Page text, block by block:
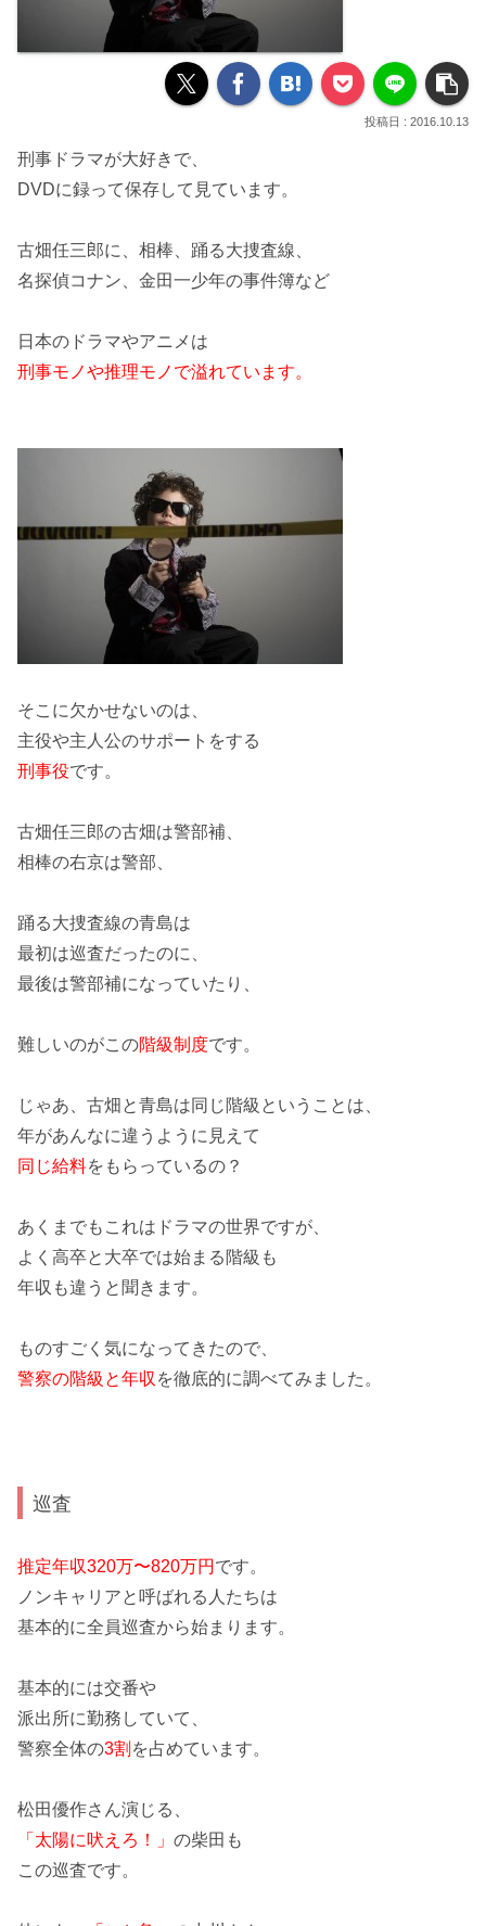
2016.10.13
刑事ドラマが大好き で、
DVDに録って保存して見ています。
古畑任三郎に、相棒、踊る大捜査線、
名探偵コナン、金田一少年の事件簿など
日本のドラマやアニメ は
刑事モノや推理モノで溢れています。
そこに欠かせないのは、
主役や主人公のサポートをする
刑事役です。
古畑任三郎の古畑は警部補
相棒の右京は警部
踊る大捜査線の青島は
最初は巡査だったのに、
最後は警部補になっていたり、
難しいのがこの階級制度です。
じゃあ、 古畑と青島は同じ階級 ということは、
年があんなに違うように見えて
同じ給料をもらっているの？
あくまでもこれはドラマの世界ですが、
よく 高卒と大卒では始まる階級も
年収も違う と聞きます。
ものすごく気になってきたので、
警察の階級と年収 を徹底的に調べてみました。
巡査
推定年収320万〜820万円 です。
ノンキャリアと呼ばれる人たちは
基本的に全員巡査から始まります。
基本的には交番や
派出所に勤務していて、
警察全体の3割 を占めています。
松田優作さん演じる、
「太陽に吠えろ！」 の柴田も
この巡査です。